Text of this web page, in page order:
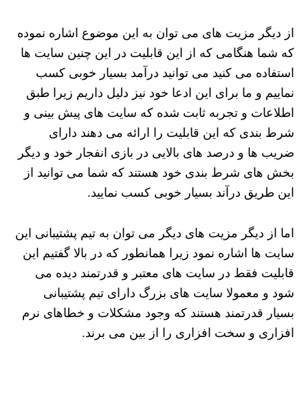
از دیگر مزیت های می توان به این موضوع اشاره نموده
که شما هنگامی که از این قابلیت در این چنین سایت ها
استفاده می کنید می توانید درآمد بسیار خوبی کسب
نماییم و ما برای این ادعا خود نیز دلیل داریم زیرا طبق
اطلاعات و تجربه ثابت شده که سایت های پیش بینی و
شرط بندی که این قابلیت را ارائه می دهند دارای
ضریب ها و درصد های بالایی در بازی انفجار خود و دیگر
بخش های شرط بندی خود هستند که شما می توانید از
این طریق درآند بسیار خوبی کسب نمایید.
اما از دیگر مزیت های دیگر می توان به تیم پشتیبانی این
سایت ها اشاره نمود زیرا همانطور که در بالا گفتیم این
قابلیت فقط در سایت های معتبر و قدرتمند دیده می
شود و معمولا سایت های بزرگ دارای تیم پشتیبانی
بسیار قدرتمند هستند که وجود مشکلات و خطاهای نرم
افزاری و سخت افزاری را از بین می برند.